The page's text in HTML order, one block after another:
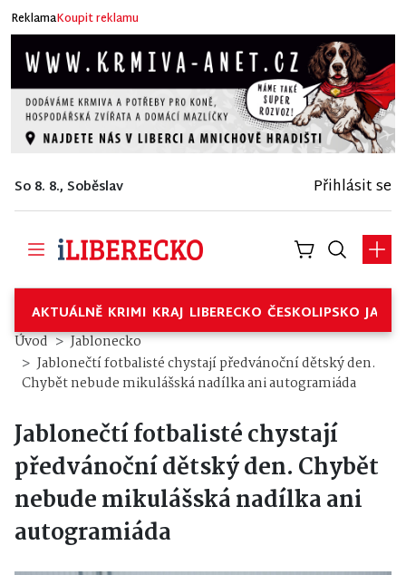
ReklamaKoupit reklamu
So 8. 8., Soběslav Přihlásit se
AKTUÁLNĚ KRIMI KRAJ LIBERECKO ČESKOLIPSKO
Úvod
Jablonecko
Jablonečtí fotbalisté chystají předvánoční dětský den.
Chybět nebude mikulášská nadílka ani autogramiáda
Jablonečtí fotbalisté chystají
předvánoční dětský den. Chybět
nebude mikulášská nadílka ani
autogramiáda